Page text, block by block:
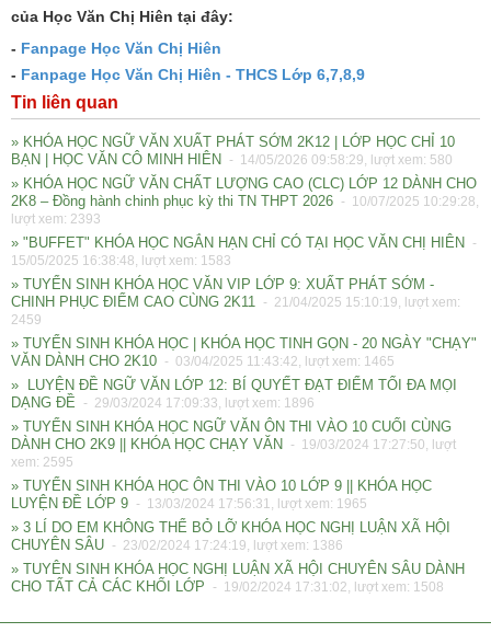
của Học Văn Chị Hiên tại đây:
- Fanpage Học Văn Chị Hiên
- Fanpage Học Văn Chị Hiên - THCS Lớp 6,7,8,9
Tin liên quan
» KHÓA HỌC NGỮ VĂN XUẤT PHÁT SỚM 2K12 | LỚP HỌC CHỈ 10
BẠN | HỌC VĂN CÔ MINH HIÊN
- 14/05/2026 09:58:29, lượt xem: 580
» KHÓA HỌC NGỮ VĂN CHẤT LƯỢNG CAO (CLC) LỚP 12 DÀNH CHO
2K8 – Đồng hành chinh phục kỳ thi TN THPT 2026 - 10/07/2025 10:29:28,
lượt xem: 2393
» "BUFFET" KHÓA HỌC NGẮN HẠN CHỈ CÓ TẠI HỌC VĂN CHỊ HIÊN
-
15/05/2025 16:38:48, lượt xem: 1583
» TUYỂN SINH KHÓA HỌC VĂN VIP LỚP 9: XUẤT PHÁT SỚM -
CHINH PHỤC ĐIỂM CAO CÙNG 2K11 - 21/04/2025 15:10:19, lượt xem:
2459
» TUYỂN SINH KHÓA HỌC | KHÓA HỌC TINH GỌN - 20 NGÀY "CHẠY"
VĂN DÀNH CHO 2K10 - 03/04/2025 11:43:42, lượt xem: 1465
» LUYỆN ĐỀ NGỮ VĂN LỚP 12: BÍ QUYẾT ĐẠT ĐIỂM TỐI ĐA MỌI
DẠNG ĐỀ
- 29/03/2024 17:09:33, lượt xem: 1896
» TUYỂN SINH KHÓA HỌC NGỮ VĂN ÔN THI VÀO 10 CUỐI CÙNG
DÀNH CHO 2K9 || KHÓA HỌC CHẠY VĂN
- 19/03/2024 17:27:50, lượt
xem: 2595
» TUYỂN SINH KHÓA HỌC ÔN THI VÀO 10 LỚP 9 || KHÓA HỌC
LUYỆN ĐỀ LỚP 9 - 13/03/2024 17:56:31, lượt xem: 1965
» 3 LÍ DO EM KHÔNG THỂ BỎ LỠ KHÓA HỌC NGHỊ LUẬN XÃ HỘI
CHUYÊN SÂU - 23/02/2024 17:24:19, lượt xem: 1386
» TUYÊN SINH KHÓA HỌC NGHỊ LUẬN XÃ HỘI CHUYÊN SÂU DÀNH
CHO TẤT CẢ CÁC KHỐI LỚP
- 19/02/2024 17:31:02, lượt xem: 1508